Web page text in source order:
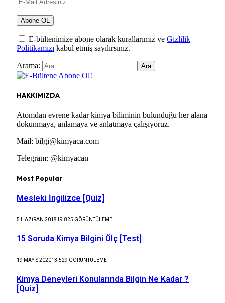
E-bültenimize abone olarak kurallarımız ve Gizlilik
Politikamızı kabul etmiş sayılırsınız.
Arama:
HAKKIMIZDA
Atomdan evrene kadar kimya biliminin bulunduğu her alana
dokunmaya, anlamaya ve anlatmaya çalışıyoruz.
Mail: bilgi@kimyaca.com
Telegram: @kimyacan
Most Popular
Mesleki İngilizce [Quiz]
5 HAZIRAN 201819.825 GÖRÜNTÜLEME
15 Soruda Kimya Bilgini Ölç [Test]
19 MAYIS 202013.529 GÖRÜNTÜLEME
Kimya Deneyleri Konularında Bilgin Ne Kadar ?
[Quiz]